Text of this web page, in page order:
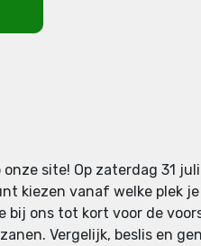
site! Op zaterdag 31
kiezen vanaf welke plek
bij ons tot kort voor de
Vergelijk, beslis en